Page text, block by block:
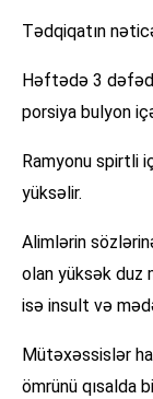
Tədqiqatın
Həftədə 3
porsiya bulyon
Ramyonu spirtli
yüksəlir.
Alimlərin
olan yüksək duz
isə insult və
Mütəxəssislər
ömrünü qısalda